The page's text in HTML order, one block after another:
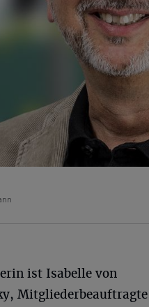
ist Isabelle von
Mitgliederbeauftragte